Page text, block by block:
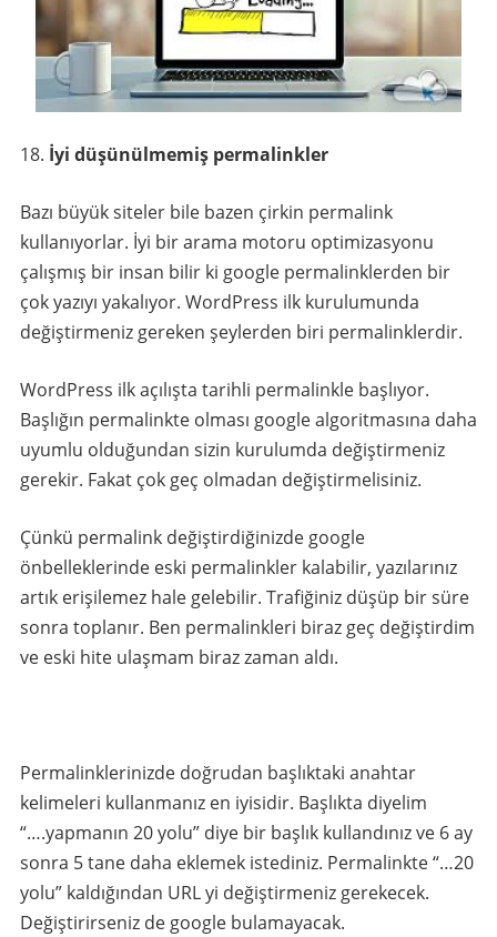
İyi düşünülmemiş permalinkler
Bazı büyük siteler bile bazen çirkin permalink
kullanıyorlar. İyi bir arama motoru optimizasyonu
çalışmış bir insan bilir ki google permalinklerden bir
çok yazıyı yakalıyor. WordPress ilk kurulumunda
değiştirmeniz gereken şeylerden biri permalinklerdir.
WordPress ilk açılışta tarihli permalinkle başlıyor.
Başlığın permalinkte olması google algoritmasına daha
uyumlu olduğundan sizin kurulumda değiştirmeniz
gerekir. Fakat çok geç olmadan değiştirmelisiniz.
Çünkü permalink değiştirdiğinizde google
önbelleklerinde eski permalinkler kalabilir, yazılarınız
artık erişilemez hale gelebilir. Trafiğiniz düşüp bir süre
sonra toplanır. Ben permalinkleri biraz geç değiştirdim
ve eski hite ulaşmam biraz zaman aldı.
Permalinklerinizde doğrudan başlıktaki anahtar
kelimeleri kullanmanız en iyisidir. Başlıkta diyelim
“….yapmanın 20 yolu” diye bir başlık kullandınız ve 6 ay
sonra 5 tane daha eklemek istediniz. Permalinkte “…20
yolu” kaldığından URL yi değiştirmeniz gerekecek.
Değiştirirseniz de google bulamayacak.